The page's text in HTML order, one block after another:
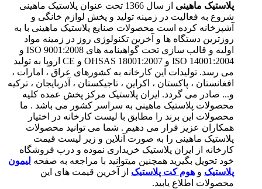
پلاستیک ماهینی
از سال 1366 تحت عنوان پلاستیک ماهینی
شروع به فعاليت در زمینه تولید و پخش لوازم خانگی و
آشپزخانه كرده است محصولات صنایع پلاستیک ماهینی با به
روزترین دستگاه ها و آخرین تکنولوژی روز در زمینه مواد
اولیه و قالب سازی تحت گواهینامه های ISO 9001:2008 و
ISO 14001:2004 و OHSAS 18001:2007 و CE اروپا به تولید
می رسد. تولیدات این کارخانه به کشورهای عراق ، امارات ،
افغانستان ، پاکستان ، اکراین ، تاجیکستان ، آذربایجان ، ترکیه
و... صادر می گردد. ایران پلاستیک مرکز پخش عمده کلیه
محصولات پلاستیک ماهینی به سراسر کشور می باشد . ما
محصولات این برند را مطابق با لیست کارخانه در اختیار
همکاران عزیز قرار می دهیم . شما می توانید محصولات
پلاستیک ماهینی را به صورت آنلاین و زیر لیست قیمت
کارخانه از ایران پلاستیک خریداری نموده و درب فروشگاه
خود تحویل بگیرید همچنین میتوانید با مراجعه به صفحه لیمون
پلاستیک و هوم کت پلاستیک از آخرین قیمت های این
محصولات اطلاع یابید.